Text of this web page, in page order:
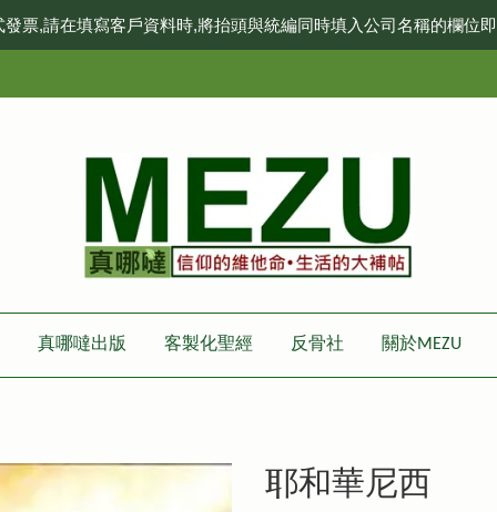
發票,請在填寫客戶資料時,將抬頭與統編同時填入公司名稱的欄位
真哪噠出版 客製化聖經 反骨社 關於MEZU
耶和華尼西